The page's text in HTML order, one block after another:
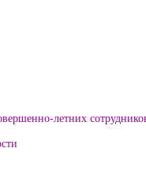
летних